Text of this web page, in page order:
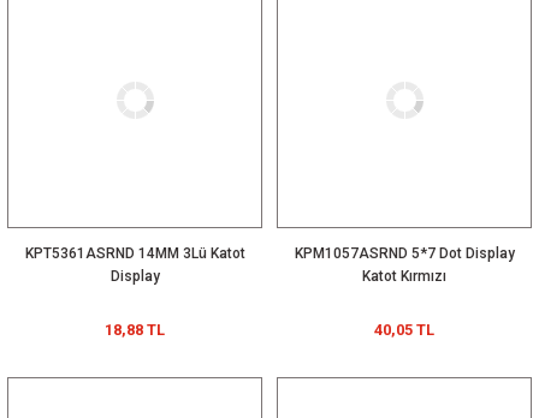
KPT5361ASRND 14MM 3Lü Katot
Display
18,88 TL
KPM1057ASRND 5*7 Dot Display
Katot Kırmızı
40,05 TL